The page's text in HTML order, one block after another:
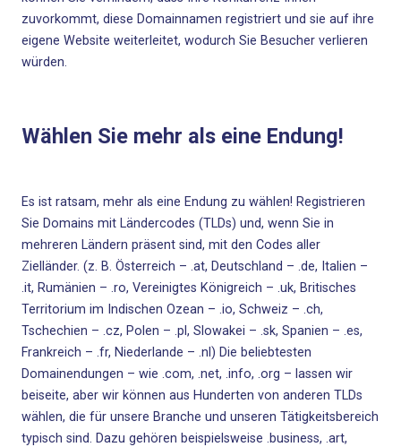
zuvorkommt, diese Domainnamen registriert und sie auf ihre
eigene Website weiterleitet, wodurch Sie Besucher verlieren
würden.
Wählen Sie mehr als eine Endung!
Es ist ratsam, mehr als eine Endung zu wählen! Registrieren
Sie Domains mit Ländercodes (TLDs) und, wenn Sie in
mehreren Ländern präsent sind, mit den Codes aller
Zielländer. (z. B. Österreich – .at, Deutschland – .de, Italien –
.it, Rumänien – .ro, Vereinigtes Königreich – .uk, Britisches
Territorium im Indischen Ozean – .io, Schweiz – .ch,
Tschechien – .cz, Polen – .pl , Slowakei – .sk, Spanien – .es,
Frankreich – .fr, Niederlande – .nl ) Die beliebtesten
Domainendungen – wie .com, .net, .info, .org – lassen wir
beiseite, aber wir können aus Hunderten von anderen TLDs
wählen, die für unsere Branche und unseren Tätigkeitsbereich
typisch sind. Dazu gehören beispielsweise .business, .art,